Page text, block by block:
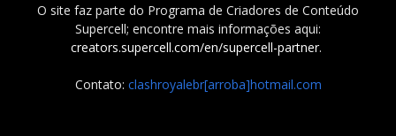
O site faz parte do Programa de Criadores de Conteúdo
Supercell; encontre mais informações aqui:
creators.supercell.com/en/supercell-partner.
Contato: clashroyalebr[arroba]hotmail.com